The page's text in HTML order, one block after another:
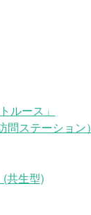
ルース」
ステーション）
共生型)